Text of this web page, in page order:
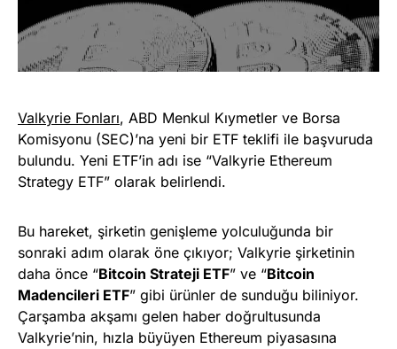
Valkyrie Fonları, ABD Menkul Kıymetler ve Borsa
Komisyonu (SEC)’na yeni bir ETF teklifi ile başvuruda
bulundu. Yeni ETF’in adı ise “Valkyrie Ethereum
Strategy ETF” olarak belirlendi.
Bu hareket, şirketin genişleme yolculuğunda bir
sonraki adım olarak öne çıkıyor; Valkyrie şirketinin
daha önce “Bitcoin Strateji ETF” ve “Bitcoin
Madencileri ETF” gibi ürünler de sunduğu biliniyor.
Çarşamba akşamı gelen haber doğrultusunda
Valkyrie’nin, hızla büyüyen Ethereum piyasasına